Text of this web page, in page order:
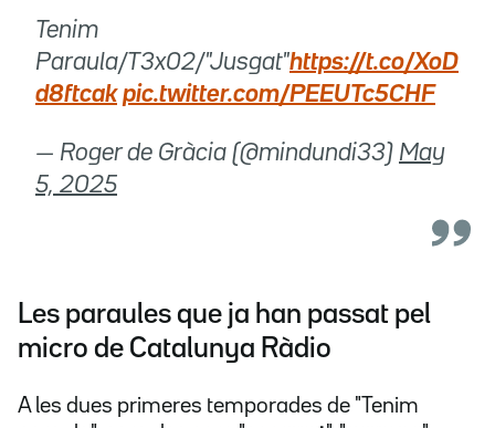
Tenim
Paraula/T3x02/"Jusgat"https://t.co/XoD
d8ftcak pic.twitter.com/PEEUTc5CHF
— Roger de Gràcia (@mindundi33) May
5, 2025
Les paraules que ja han passat pel
micro de Catalunya Ràdio
A les dues primeres temporades de "Tenim